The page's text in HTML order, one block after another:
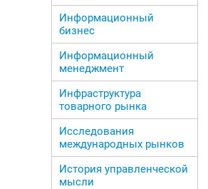
Информационный
бизнес
Информационный
менеджмент
Инфраструктура
товарного рынка
Исследования
международных рынков
История управленческой
мысли